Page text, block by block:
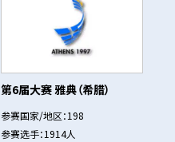
第6届大赛 雅典（希腊）
参赛国家/地区：198
参赛选手：1914人